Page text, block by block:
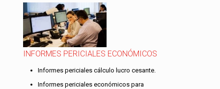
INFORMES PERICIALES ECONÓMICOS
Informes periciales cálculo lucro cesante.
Informes periciales económicos para